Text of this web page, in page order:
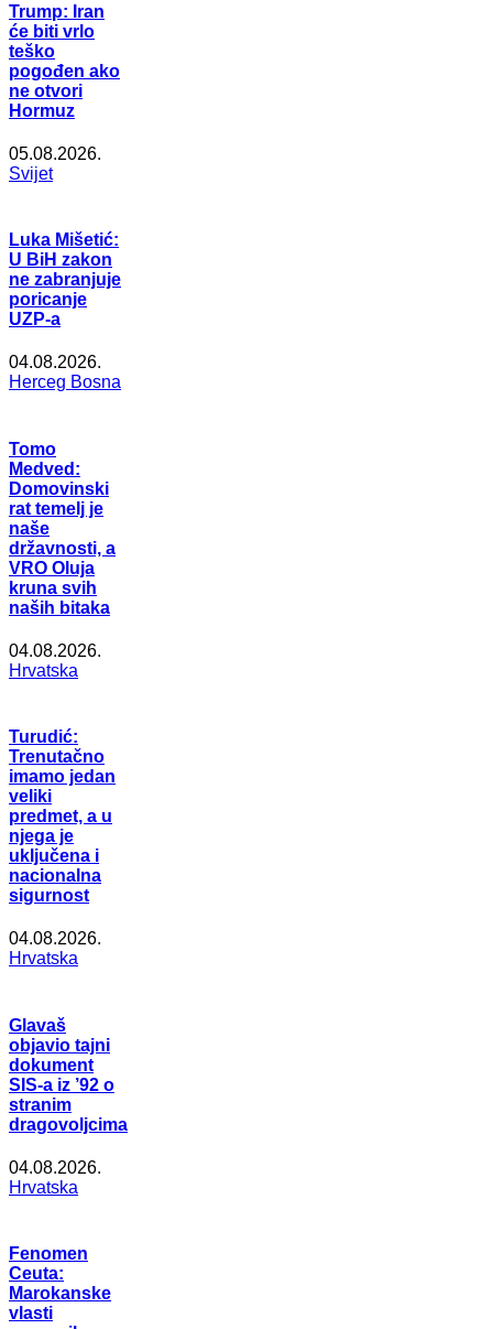
Trump: Iran
će biti vrlo
teško
pogođen ako
ne otvori
Hormuz
05.08.2026.
Svijet
Luka Mišetić:
U BiH zakon
ne zabranjuje
poricanje
UZP-a
04.08.2026.
Herceg Bosna
Tomo
Medved:
Domovinski
rat temelj je
naše
državnosti, a
VRO Oluja
kruna svih
naših bitaka
04.08.2026.
Hrvatska
Turudić:
Trenutačno
imamo jedan
veliki
predmet, a u
njega je
uključena i
nacionalna
sigurnost
04.08.2026.
Hrvatska
Glavaš
objavio tajni
dokument
SIS-a iz ’92 o
stranim
dragovoljcima
04.08.2026.
Hrvatska
Fenomen
Ceuta:
Marokanske
vlasti